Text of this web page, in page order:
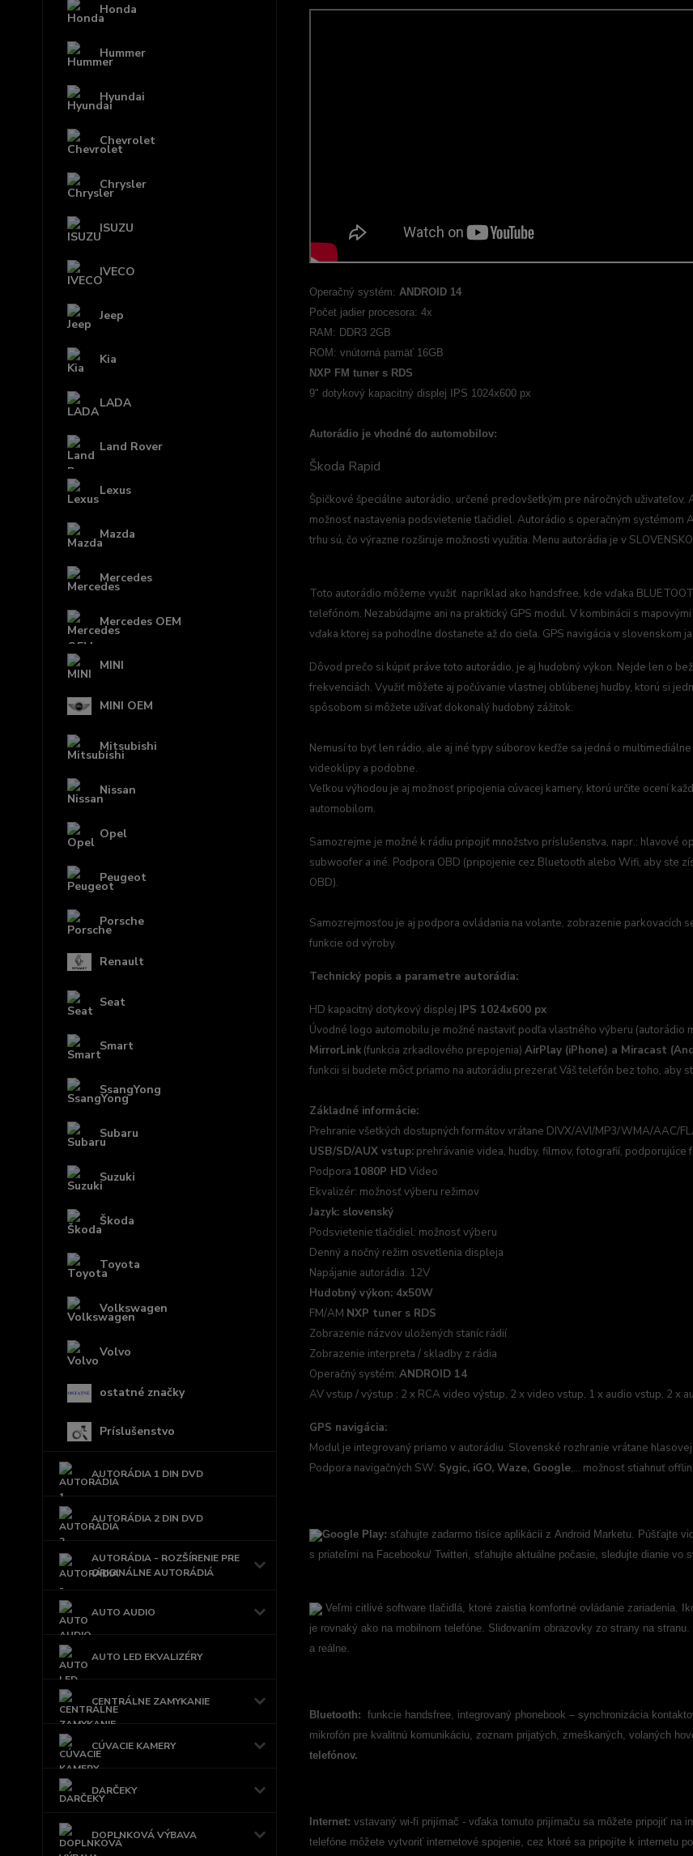
Honda
Hummer
Hyundai
Chevrolet
Chrysler
ISUZU
IVECO
Jeep
Kia
LADA
Land Rover
Lexus
Mazda
Mercedes
Mercedes OEM
MINI
MINI OEM
Mitsubishi
Nissan
Opel
Peugeot
Porsche
Renault
Seat
Smart
SsangYong
Subaru
Suzuki
Škoda
Toyota
Volkswagen
Volvo
ostatné značky
Príslušenstvo
AUTORÁDIA 1 DIN DVD
AUTORÁDIA 2 DIN DVD
AUTORÁDIA - ROZŠÍRENIE PRE
ORIGINÁLNE AUTORÁDIÁ
AUTO AUDIO
AUTO LED EKVALIZÉRY
CENTRÁLNE ZAMYKANIE
CÚVACIE KAMERY
DARČEKY
DOPLNKOVÁ VÝBAVA
Operačný systém: ANDROID 14
Počet jadier procesora: 4x
RAM: DDR3 2GB
ROM: vnútorná pamäť 16GB
NXP FM tuner s RDS
9" dotykový kapacitný displej IPS 1024x600 px
Autorádio je vhodné do automobilov:
Škoda Rapid
Špičkové špeciálne autorádio, určené predovšetkým pre náročných
možnosť nastavenia podsvietenie tlačidiel. Autorádio s operačným systémom
trhu sú, čo výrazne rozširuje možnosti využitia. Menu autorádia je v
Toto autorádio môžeme využiť napríklad ako handsfree, kde vďaka
telefónom. Nezabúdajme ani na praktický GPS modul. V kombinácii s
vďaka ktorej sa pohodlne dostanete až do cieľa. GPS navigácia v slovenskom
Dôvod prečo si kúpiť práve toto autorádio, je aj hudobný výkon. Nejde len o
frekvenciách. Využiť môžete aj počúvanie vlastnej obľúbenej hudby, ktorú si
spôsobom si môžete užívať dokonalý hudobný zážitok.
Nemusí to byť len rádio, ale aj iné typy súborov keďže sa jedná o
videoklipy a podobne.
Veľkou výhodou je aj možnosť pripojenia cúvacej kamery, ktorú určite ocení
automobilom.
Samozrejme je možné k rádiu pripojiť množstvo príslušenstva, napr.: hlavové
subwoofer a iné. Podpora OBD (pripojenie cez Bluetooth alebo Wifi, aby ste
OBD).
Samozrejmosťou je aj podpora ovládania na volante, zobrazenie
funkcie od výroby.
Technický popis a parametre autorádia:
HD kapacitný dotykový displej IPS 1024x600 px
Úvodné logo automobilu je možné nastaviť podľa vlastného výberu (autorádio
MirrorLink(funkcia zrkadlového prepojenia) AirPlay (iPhone) a Miracast
funkcii si budete môcť priamo na autorádiu prezerať Váš telefón bez toho, aby
Základné informácie:
Prehranie všetkých dostupných formátov vrátane DIVX/AVI/MP3/WMA/AAC/
USB/SD/AUX vstup:prehrávanie videa, hudby, filmov, fotografií, podporujúce
Podpora 1080P HDVideo
Ekvalizér: možnosť výberu režimov
Jazyk: slovenský
Podsvietenie tlačidiel: možnosť výberu
Denný a nočný režim osvetlenia displeja
Napájanie autorádia: 12V
Hudobný výkon: 4x50W
FM/AM NXP tuner s RDS
Zobrazenie názvov uložených staníc rádií
Zobrazenie interpreta / skladby z rádia
Operačný systém: ANDROID 14
AV vstup / výstup : 2 x RCA video výstup, 2 x video vstup, 1 x audio vstup, 2 x
GPS navigácia:
Modul je integrovaný priamo v autorádiu. Slovenské rozhranie vrátane
Podpora navigačných SW: Sygic, iGO, Waze, Google,... možnosť stiahnuť
Google Play: sťahujte zadarmo tisíce aplikácii z Android Marketu. Púšťajte
s priateľmi na Facebooku/ Twitteri, sťahujte aktuálne počasie, sledujte dianie vo
Veľmi citlivé software tlačidlá, ktoré zaistia komfortné ovládanie zariadenia.
je rovnaký ako na mobilnom telefóne. Slidovaním obrazovky zo strany na
a reálne.
Bluetooth: funkcie handsfree, integrovaný phonebook – synchronizácia
mikrofón pre kvalitnú komunikáciu, zoznam prijatých, zmeškaných, volaných
telefónov.
Internet: vstavaný wi-fi prijímač - vďaka tomuto prijímaču sa môžete pripojiť na
telefóne môžete vytvoriť internetové spojenie, cez ktoré sa pripojíte k internetu